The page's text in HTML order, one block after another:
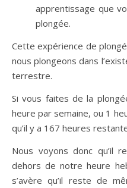
apprentissage que
plongée.
Cette expérience de
nous plongeons dans
terrestre.
Si vous faites de la
heure par semaine, ou 1
qu’il y a 167 heures
Nous voyons donc qu’il
dehors de notre heure
s’avère qu’il reste de